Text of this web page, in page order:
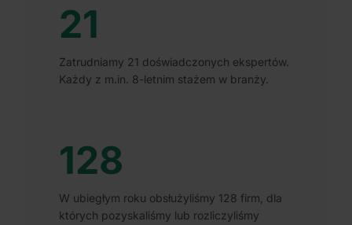
21
Zatrudniamy 21 doświadczonych ekspertów.
Każdy z m.in. 8-letnim stażem w branży.
128
W ubiegłym roku obsłużyliśmy 128 firm, dla
których pozyskaliśmy lub rozliczyliśmy